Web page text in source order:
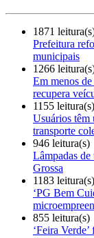
1871
Prefeitura
municipais
1266
Em menos
recupera
1155 leitura(s)
Usuários têm
transporte
946 leitura(s)
Lâmpadas
Grossa
1183 leitura(s)
‘PG Bem
855 leitura(s)
‘Feira